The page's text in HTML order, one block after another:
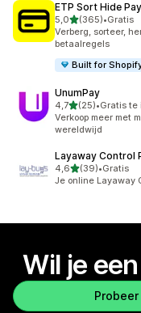
ETP Sort Hide
5,0van 5 sterren
(365)
365 recensies in
•Gratis
Verberg, sorteer,
betaalregels
Built for
UnumPay
4,7van 5 sterren
(25)
25 recensies in
•Gratis te
Verkoop meer met
wereldwijd
Layaway Control
4,6van 5 sterren
(39)
39 recensies in
•Gratis
Je online Layaway
Wil je